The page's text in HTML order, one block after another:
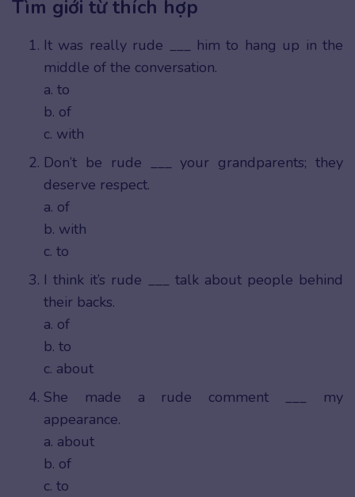
Tìm giới từ thích hợp
It was really rude ___ him to hang up in the
middle of the conversation.
a. to
b. of
c. with
Don’t be rude ___ your grandparents; they
deserve respect.
a. of
b. with
c. to
I think it’s rude ___ talk about people behind
their backs.
a. of
b. to
c. about
She made a rude comment ___ my
appearance.
a. about
b. of
c. to